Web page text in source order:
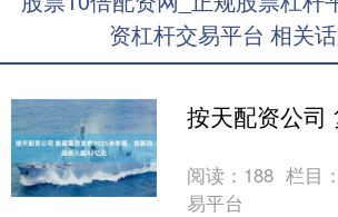
资杠杆交易平台 相关
阅读： 188 栏目
易平台